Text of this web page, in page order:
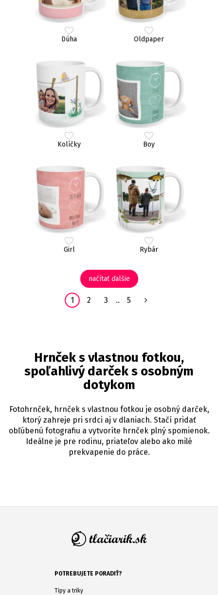
Dúha Oldpaper
Kolíčky Boy
Girl Rybár
načítať ďalšie
1 2 3 .. 5
Hrnček s vlastnou fotkou,
spoľahlivý darček s osobným
dotykom
Fotohrnček, hrnček s vlastnou fotkou je osobný darček,
ktorý zahreje pri srdci aj v dlaniach. Stačí pridať
obľúbenú fotografiu a vytvoríte hrnček plný spomienok.
Ideálne je pre rodinu, priateľov alebo ako milé
prekvapenie do práce.
POTREBUJETE PORADIŤ?
Tipy a triky